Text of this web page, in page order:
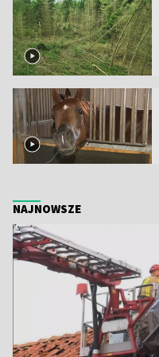
NAJNOWSZE